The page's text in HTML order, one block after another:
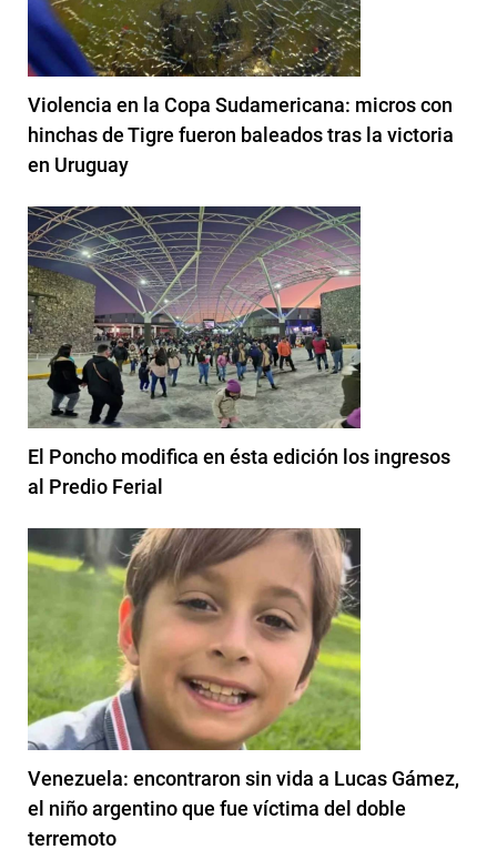
Violencia en la Copa Sudamericana: micros con
hinchas de Tigre fueron baleados tras la victoria
en Uruguay
El Poncho modifica en ésta edición los ingresos
al Predio Ferial
Venezuela: encontraron sin vida a Lucas Gámez,
el niño argentino que fue víctima del doble
terremoto